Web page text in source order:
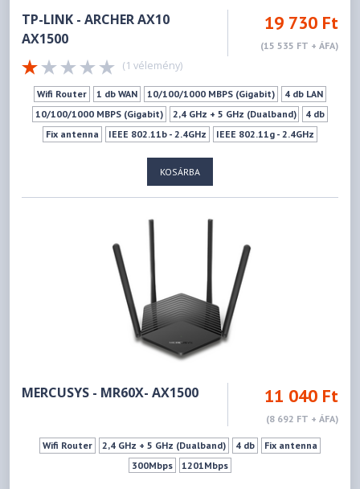
TP-LINK - ARCHER AX10
AX1500
19 730 Ft
(15 535 FT + ÁFA)
(1 vélemény)
Wifi Router 1 db WAN 10/100/1000 MBPS (Gigabit)
4 db LAN
10/100/1000 MBPS (Gigabit)
2,4 GHz + 5 GHz (Dualband)
4 db
Fix antenna
IEEE 802.11b - 2.4GHz
IEEE 802.11g - 2.4GHz
IEEE 802.11n - 5GHz
KOSÁRBA
MERCUSYS - MR60X- AX1500 11 040 Ft
(8 692 FT + ÁFA)
Wifi Router 2,4 GHz + 5 GHz (Dualband) 4 db
Fix antenna
300Mbps
1201Mbps